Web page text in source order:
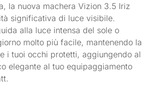
la nuova machera Vizion 3.5 Iriz
significativa di luce visibile.
alla luce intensa del sole o
molto più facile, mantenendo la
i tuoi occhi protetti, aggiungendo al
elegante al tuo equipaggiamento